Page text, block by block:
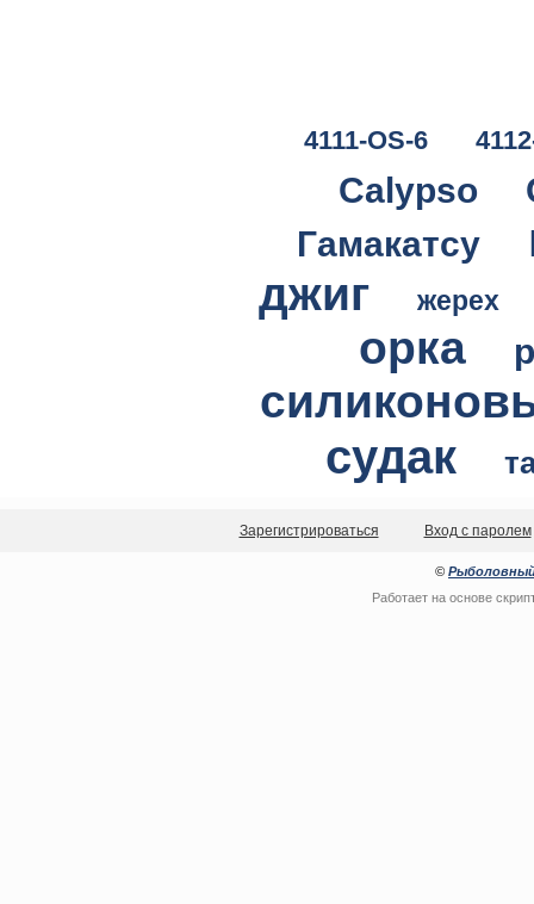
4111-OS-6
Calypso
Гамакатсу
джиг
жерех
орка
судак
Зарегистрироваться Вход с паролем
© Рыболовный
Работает на основе